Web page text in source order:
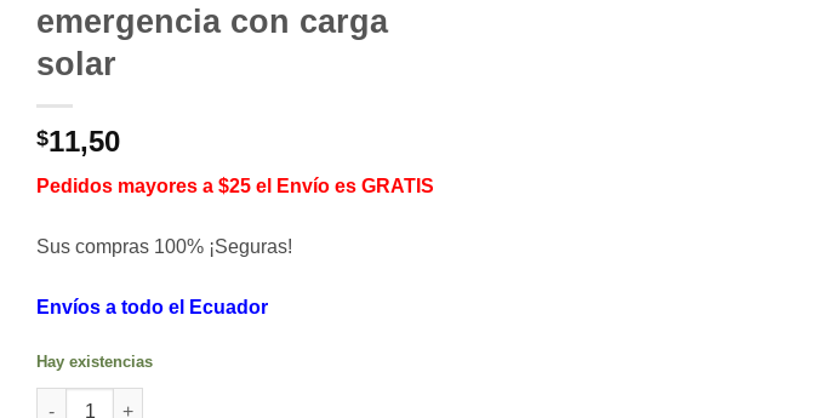
emergencia con carga
solar
$11,50
Pedidos mayores a $25 el Envío es GRATIS
Sus compras 100% ¡Seguras!
Envíos a todo el Ecuador
Hay existencias
Foco lámpara de emergencia con carga solar cantidad